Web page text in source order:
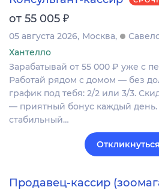
от 55 005 ₽
05 августа 2026 Москва
Хантелло
Зарабатывай от 55 000 ₽ уже с
Работай рядом с домом — без
график под тебя: 2/2 или 3/3.
— приятный бонус каждый
стабильный…
Откликнуться
Продавец-кассир